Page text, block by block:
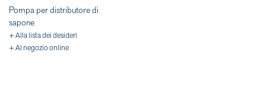
Pompa per distributore di
sapone
+ Alla lista dei desideri
+ Al negozio online